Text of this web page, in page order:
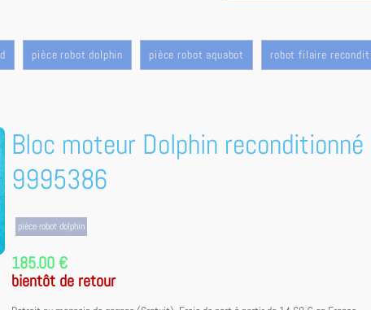
pièce robot dolphin pièce robot aquabot robot filaire
Bloc moteur Dolphin
9995386
pièce robot dolphin
185.00 €
bientôt de retour